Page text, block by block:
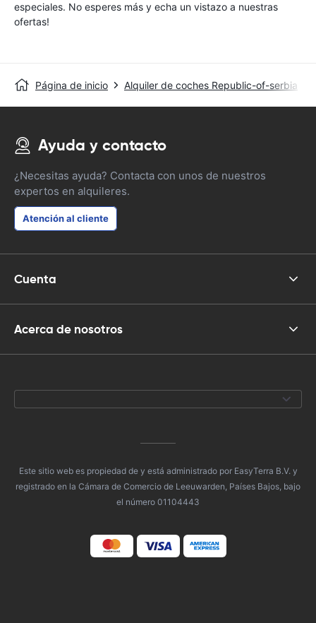
especiales. No esperes más y echa un vistazo a nuestras
ofertas!
Página de inicio Alquiler de coches Republic-of-serbia
Ayuda y contacto
¿Necesitas ayuda? Contacta con unos de nuestros
expertos en alquileres.
Atención al cliente
Cuenta
Acerca de nosotros
Este sitio web es propiedad de y está administrado por EasyTerra B.V. y
registrado en la Cámara de Comercio de Leeuwarden, Países Bajos, bajo
el número 01104443